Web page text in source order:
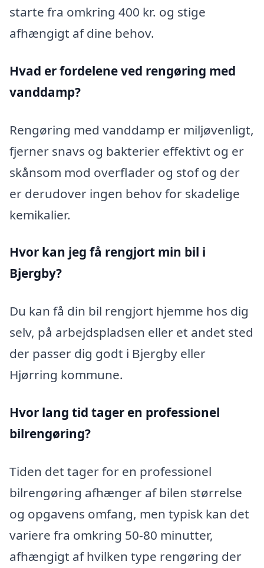
starte fra omkring 400 kr. og stige
afhængigt af dine behov.
Hvad er fordelene ved rengøring med
vanddamp?
Rengøring med vanddamp er miljøvenligt,
fjerner snavs og bakterier effektivt og er
skånsom mod overflader og stof og der
er derudover ingen behov for skadelige
kemikalier.
Hvor kan jeg få rengjort min bil i
Bjergby?
Du kan få din bil rengjort hjemme hos dig
selv, på arbejdspladsen eller et andet sted
der passer dig godt i Bjergby eller
Hjørring kommune.
Hvor lang tid tager en professionel
bilrengøring?
Tiden det tager for en professionel
bilrengøring afhænger af bilen størrelse
og opgavens omfang, men typisk kan det
variere fra omkring 50-80 minutter,
afhængigt af hvilken type rengøring der